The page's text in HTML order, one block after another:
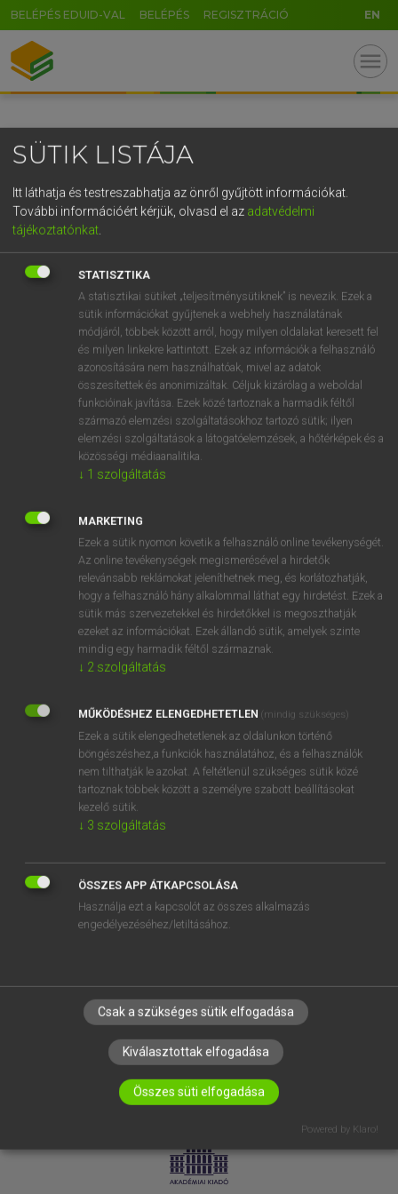
BELÉPÉS EDUID-VAL BELÉPÉS REGISZTRÁCIÓ EN
menu
OOOOPS!
SZOTAR.NET APPLIKÁCIÓ
MICROSOFT OFFICE BŐVÍTMÉNY
BEÉPÜLŐ SZÓTÁRMODUL
ONLINE NYELVVIZSGA
EGYÉNI FELHASZNÁLÓKNAK
TANULÓKNAK
OKTATÁSI INTÉZMÉNYEKNEK
VÁLLALATI MEGOLDÁSOK
RÓLUNK
ELÉRHETŐSÉG
SÜTI BEÁLLÍTÁSOK
LICENCSZERZŐDÉS ADATVÉDELEM
SÜTIK LISTÁJA
Itt láthatja és testreszabhatja az önről gyűjtött információkat.
További információért kérjük, olvasd el az adatvédelmi
tájékoztatónkat
STATISZTIKA
A statisztikai sütiket „teljesítménysütiknek” is nevezik. Ezek a
sütik információkat gyűjtenek a webhely használatának
módjáról, többek között arról, hogy milyen oldalakat keresett fel
és milyen linkekre kattintott. Ezek az információk a felhasználó
azonosítására nem használhatóak, mivel az adatok
összesítettek és anonimizáltak. Céljuk kizárólag a weboldal
funkcióinak javítása. Ezek közé tartoznak a harmadik féltől
származó elemzési szolgáltatásokhoz tartozó sütik; ilyen
elemzési szolgáltatások a látogatóelemzések, a hőtérképek és a
közösségi médiaanalitika.
↓ 1 szolgáltatás
MARKETING
Ezek a sütik nyomon követik a felhasználó online tevékenységét.
Az online tevékenységek megismerésével a hirdetők
relevánsabb reklámokat jeleníthetnek meg, és korlátozhatják,
hogy a felhasználó hány alkalommal láthat egy hirdetést. Ezek a
sütik más szervezetekkel és hirdetőkkel is megoszthatják
ezeket az információkat. Ezek állandó sütik, amelyek szinte
mindig egy harmadik féltől származnak.
↓ 2 szolgáltatás
MŰKÖDÉSHEZ ELENGEDHETETLEN (mindig szükséges)
Ezek a sütik elengedhetetlenek az oldalunkon történő
böngészéshez,a funkciók használatához, és a felhasználók
nem tilthatják le azokat. A feltétlenül szükséges sütik közé
tartoznak többek között a személyre szabott beállításokat
kezelő sütik.
↓ 3 szolgáltatás
ÖSSZES APP ÁTKAPCSOLÁSA
Használja ezt a kapcsolót az összes alkalmazás
engedélyezéséhez/letiltásához.
Csak a szükséges sütik elfogadása
Kiválasztottak elfogadása
Összes süti elfogadása
Powered by Klaro!
GR
5
g h k l
v b n m , . - AltGr